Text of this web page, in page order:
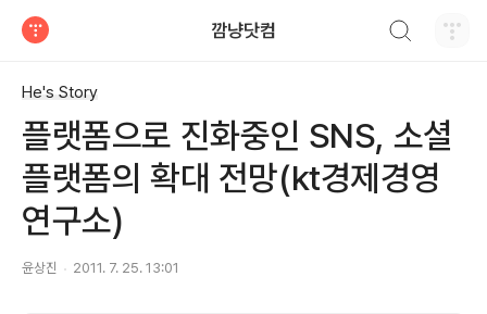
깜냥닷컴
He's Story
플랫폼으로 진화중인 SNS, 소셜
플랫폼의 확대 전망(kt경제경영
연구소)
윤상진 2011. 7. 25. 13:01